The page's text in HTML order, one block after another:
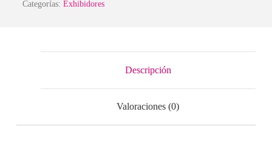
Categorías: Exhibidores
Descripción
Valoraciones (0)